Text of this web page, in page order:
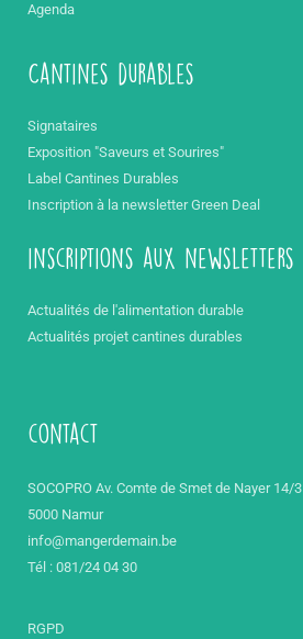
Agenda
Cantines durables
Signataires
Exposition "Saveurs et Sourires"
Label Cantines Durables
Inscription à la newsletter Green Deal
inscriptions aux newsletters
Actualités de l'alimentation durable
Actualités projet cantines durables
contact
SOCOPRO Av. Comte de Smet de Nayer 14/3
5000 Namur
info@mangerdemain.be
Tél : 081/24 04 30
RGPD